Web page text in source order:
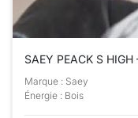
SAEY PEACK S HIGH
Marque : Saey
Énergie : Bois